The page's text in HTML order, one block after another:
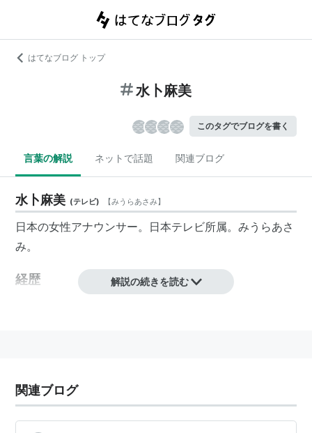
はてなブログ トップ
水卜麻美
このタグでブログを書く
言葉の解説 ネットで話題 関連ブログ
水卜麻美 (テレビ) 【みうらあさみ】
日本の女性アナウンサー。 日本テレビ所属。みうらあさ
み。
経歴
2010年、
主な出演番組
解説の続きを読む
関連ブログ